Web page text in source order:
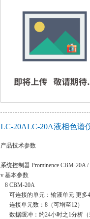
LC-20ALC-20A液相色谱
产品技术参数
系统控制器 Prominence CBM-20A
v 基本参数
8 CBM-20A
可连接的单元：输液单元 更多4
连接单元数：8（可增至12）
数据缓冲：约24小时之1分析（